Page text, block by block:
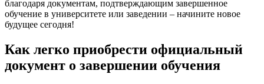
благодаря документам, подтверждающим завершенное
обучение в университете или заведении – начините новое
будущее сегодня!
Как легко приобрести официальный
документ о завершении обучения